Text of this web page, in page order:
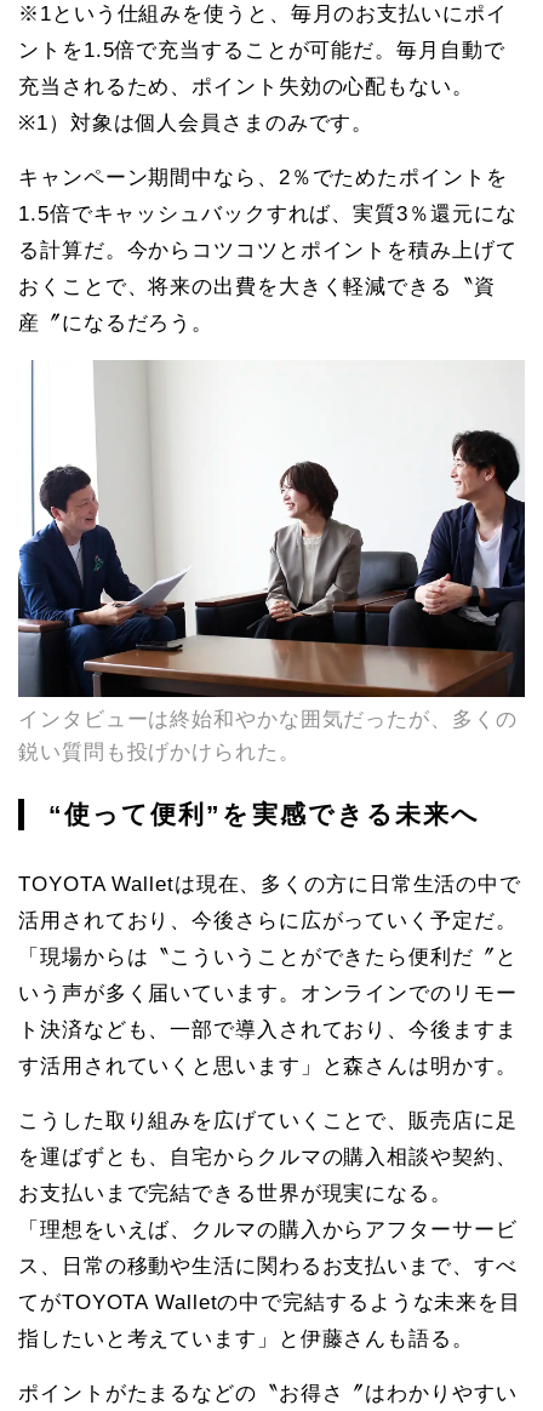
※1という仕組みを使うと、毎月のお支払いにポイ
ントを1.5倍で充当することが可能だ。毎月自動で
充当されるため、ポイント失効の心配もない。
※1）対象は個人会員さまのみです。
キャンペーン期間中なら、2％でためたポイントを
1.5倍でキャッシュバックすれば、実質3％還元にな
る計算だ。今からコツコツとポイントを積み上げて
おくことで、将来の出費を大きく軽減できる〝資
産〞になるだろう。
インタビューは終始和やかな囲気だったが、多くの
鋭い質問も投げかけられた。
“使って便利”を実感できる未来へ
TOYOTA Walletは現在、多くの方に日常生活の中で
活用されており、今後さらに広がっていく予定だ。
「現場からは〝こういうことができたら便利だ〞と
いう声が多く届いています。オンラインでのリモー
ト決済なども、一部で導入されており、今後ますま
す活用されていくと思います」と森さんは明かす。
こうした取り組みを広げていくことで、販売店に足
を運ばずとも、自宅からクルマの購入相談や契約、
お支払いまで完結できる世界が現実になる。
「理想をいえば、クルマの購入からアフターサービ
ス、日常の移動や生活に関わるお支払いまで、すべ
てがTOYOTA Walletの中で完結するような未来を目
指したいと考えています」と伊藤さんも語る。
ポイントがたまるなどの〝お得さ〞はわかりやすい